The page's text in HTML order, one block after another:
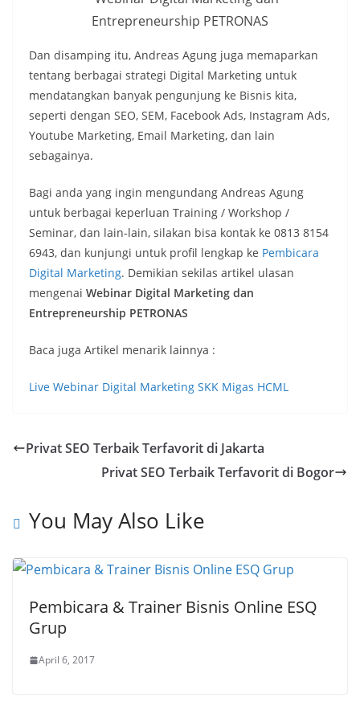
Dan disamping itu, Andreas Agung juga memaparkan
tentang berbagai strategi Digital Marketing untuk
mendatangkan banyak pengunjung ke Bisnis kita,
seperti dengan SEO, SEM, Facebook Ads, Instagram Ads,
Youtube Marketing, Email Marketing, dan lain
sebagainya.
Bagi anda yang ingin mengundang Andreas Agung
untuk berbagai keperluan Training / Workshop /
Seminar, dan lain-lain, silakan bisa kontak ke 0813 8154
6943, dan kunjungi untuk profil lengkap ke Pembicara
Digital Marketing. Demikian sekilas artikel ulasan
mengenai Webinar Digital Marketing dan
Entrepreneurship PETRONAS
Baca juga Artikel menarik lainnya :
Live Webinar Digital Marketing SKK Migas HCML
Privat SEO Terbaik Terfavorit di Jakarta
Privat SEO Terbaik Terfavorit di Bogor
You May Also Like
Pembicara & Trainer Bisnis Online ESQ
Grup
April 6, 2017